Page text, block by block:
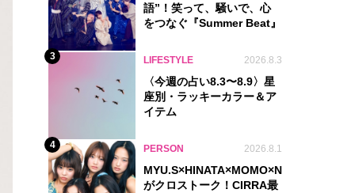
語”！笑って、騒いで、心
をつなぐ『Summer Beat』
3 LIFESTYLE 2026.8.3
〈今週の占い8.3〜8.9〉星
座別・ラッキーカラー＆ア
イテム
4 PERSON 2026.8.1
がクロストーク！CIRRA最